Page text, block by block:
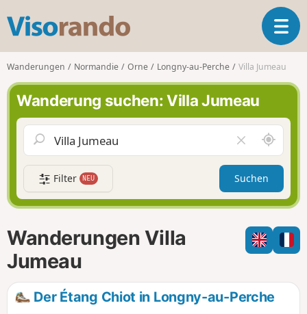
s
o
r
a
n
d
T
o
n
i
a
t
o
n
Wanderungen Normandie Orne Longny-au-Perche Villa Jumeau
Wanderung suchen: Villa Jumeau
e
l
d
l
e
e
e
S
c
h
u
m
i
h
m
Filter NEU Suchen
Wanderungen Villa
Jumeau
Der Étang Chiot in Longny-au-Perche